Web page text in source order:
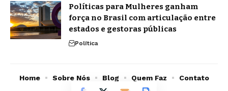
Políticas para Mulheres ganham
força no Brasil com articulação entre
estados e gestoras públicas
Política
Home Sobre Nós Blog Quem Faz Contato